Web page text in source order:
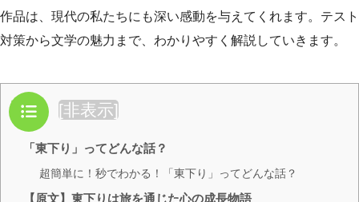
作品は、現代の私たちにも深い感動を与えてくれます。テスト
対策から文学の魅力まで、わかりやすく解説していきます。
目次 [非表示]
「東下り」ってどんな話？
超簡単に！秒でわかる！「東下り」ってどんな話？
【原文】東下りは旅を通じた心の成長物語